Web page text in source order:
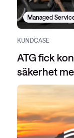
Managed
KUNDCASE
ATG fick
säkerhet